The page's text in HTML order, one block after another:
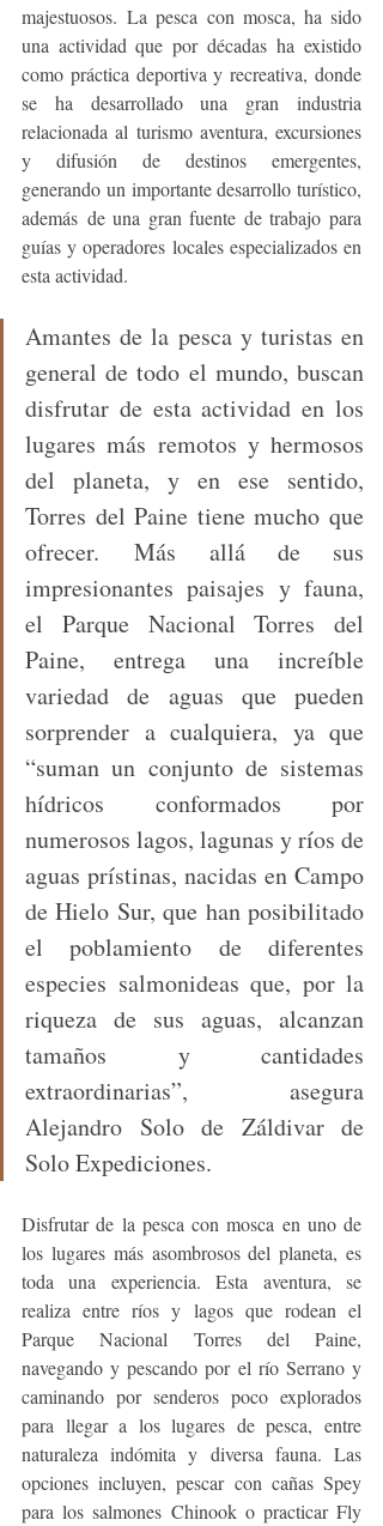
majestuosos. La pesca con mosca, ha sido
una actividad que por décadas ha existido
como práctica deportiva y recreativa, donde
se ha desarrollado una gran industria
relacionada al turismo aventura, excursiones
y difusión de destinos emergentes,
generando un importante desarrollo turístico,
además de una gran fuente de trabajo para
guías y operadores locales especializados en
esta actividad.
Amantes de la pesca y turistas en
general de todo el mundo, buscan
disfrutar de esta actividad en los
lugares más remotos y hermosos
del planeta, y en ese sentido,
Torres del Paine tiene mucho que
ofrecer. Más allá de sus
impresionantes paisajes y fauna,
el Parque Nacional Torres del
Paine, entrega una increíble
variedad de aguas que pueden
sorprender a cualquiera, ya que
“suman un conjunto de sistemas
hídricos conformados por
numerosos lagos, lagunas y ríos de
aguas prístinas, nacidas en Campo
de Hielo Sur, que han posibilitado
el poblamiento de diferentes
especies salmonideas que, por la
riqueza de sus aguas, alcanzan
tamaños y cantidades
extraordinarias”, asegura
Alejandro Solo de Záldivar de
Solo Expediciones.
Disfrutar de la pesca con mosca en uno de
los lugares más asombrosos del planeta, es
toda una experiencia. Esta aventura, se
realiza entre ríos y lagos que rodean el
Parque Nacional Torres del Paine,
navegando y pescando por el río Serrano y
caminando por senderos poco explorados
para llegar a los lugares de pesca, entre
naturaleza indómita y diversa fauna. Las
opciones incluyen, pescar con cañas Spey
para los salmones Chinook o practicar Fly